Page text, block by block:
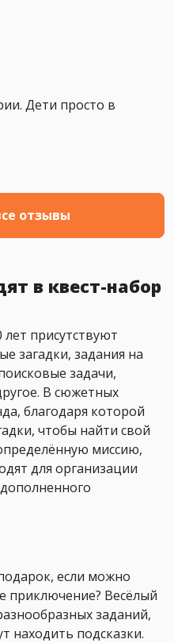
Дети просто в
отзывы
в квест-набор
лет присутствуют
загадки, задания на
задачи,
В сюжетных
благодаря которой
чтобы найти свой
миссию,
для организации
если можно
приключение? Весёлый
заданий,
находить подсказки.